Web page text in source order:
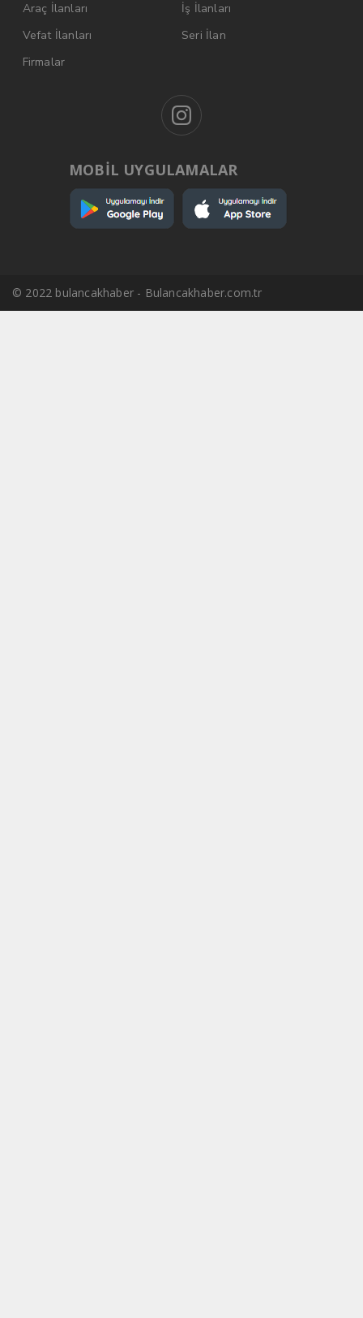
Araç İlanları
İş İlanları
Vefat İlanları
Seri İlan
Firmalar
MOBİL UYGULAMALAR
© 2022 bulancakhaber - Bulancakhaber.com.tr